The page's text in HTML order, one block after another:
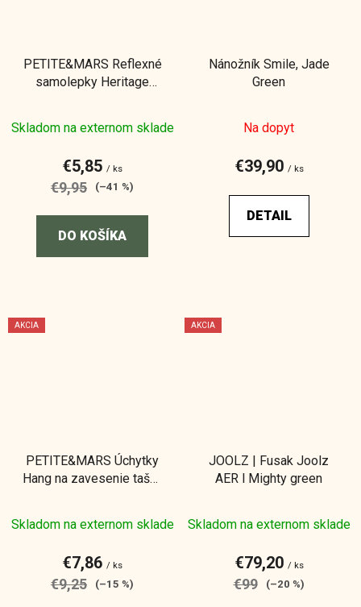
PETITE&MARS Reflexné
samolepky Heritage
Skladom na externom sklade
€5,85 / ks
€9,95 (–41 %)
DO KOŠÍKA
Nánožník Smile, Jade
Green
Na dopyt
€39,90 / ks
DETAIL
AKCIA
PETITE&MARS Úchytky
Hang na zavesenie tašky
Skladom na externom sklade
€7,86 / ks
€9,25 (–15 %)
AKCIA
JOOLZ | Fusak Joolz
AER l Mighty green
Skladom na externom sklade
€79,20 / ks
€99 (–20 %)